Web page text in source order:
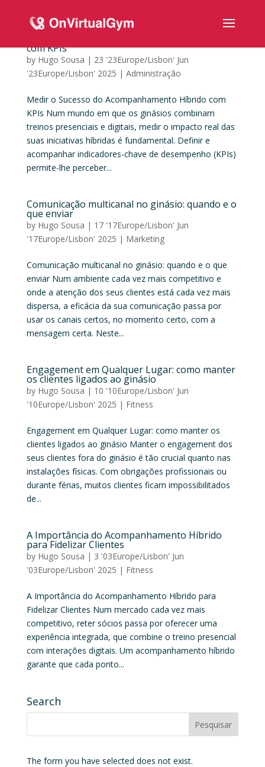
com KPIs
by Hugo Sousa | 23 '23Europe/Lisbon' Jun
'23Europe/Lisbon' 2025 | Administração
Medir o Sucesso do Acompanhamento Híbrido com
KPIs Num mundo em que os ginásios combinam
treinos presenciais e digitais, medir o impacto real das
suas iniciativas híbridas é fundamental. Definir e
acompanhar indicadores-chave de desempenho (KPIs)
permite-lhe perceber...
Comunicação multicanal no ginásio: quando e o
que enviar
by Hugo Sousa | 17 '17Europe/Lisbon' Jun
'17Europe/Lisbon' 2025 | Marketing
Comunicação multicanal no ginásio: quando e o que
enviar Num ambiente cada vez mais competitivo e
onde a atenção dos seus clientes está cada vez mais
dispersa, a eficácia da sua comunicação passa por
usar os canais certos, no momento certo, com a
mensagem certa. Neste...
Engagement em Qualquer Lugar: como manter
os clientes ligados ao ginásio
by Hugo Sousa | 10 '10Europe/Lisbon' Jun
'10Europe/Lisbon' 2025 | Fitness
Engagement em Qualquer Lugar: como manter os
clientes ligados ao ginásio Manter o engagement dos
seus clientes fora do ginásio é tão crucial quanto nas
instalações físicas. Com obrigações profissionais ou
durante férias, muitos clientes ficam impossibilitados
de...
A Importância do Acompanhamento Híbrido
para Fidelizar Clientes
by Hugo Sousa | 3 '03Europe/Lisbon' Jun
'03Europe/Lisbon' 2025 | Fitness
A Importância do Acompanhamento Híbrido para
Fidelizar Clientes Num mercado cada vez mais
competitivo, reter sócios passa por oferecer uma
experiência integrada, que combine o treino presencial
com interações digitais. Um acompanhamento híbrido
garante que cada ponto...
Search
The form you have selected does not exist.